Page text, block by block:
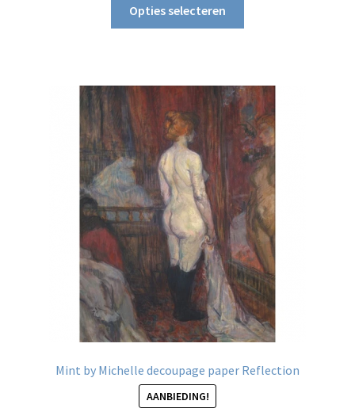
was:
€19.95.
is:
€7.95.
Opties selecteren
Deze
optie
kan
gekozen
worden
op
de
productpagina
Mint by Michelle decoupage paper Reflection
AANBIEDING!